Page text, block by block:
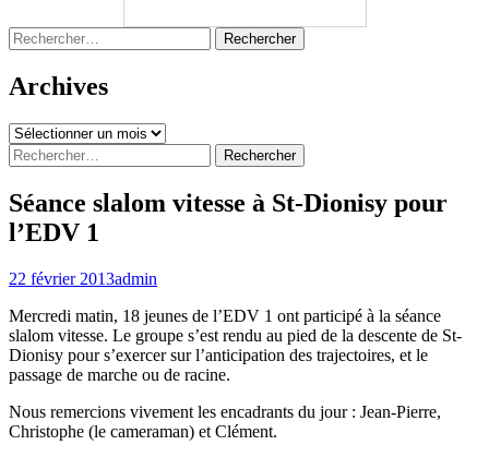
Rechercher :
Archives
Archives
Rechercher :
Séance slalom vitesse à St-Dionisy pour
l’EDV 1
22 février 2013admin
Mercredi matin, 18 jeunes de l’EDV 1 ont participé à la séance
slalom vitesse. Le groupe s’est rendu au pied de la descente de St-
Dionisy pour s’exercer sur l’anticipation des trajectoires, et le
passage de marche ou de racine.
Nous remercions vivement les encadrants du jour : Jean-Pierre,
Christophe (le cameraman) et Clément.